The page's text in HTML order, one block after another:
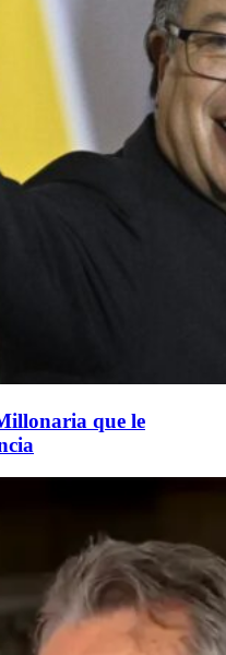
que le